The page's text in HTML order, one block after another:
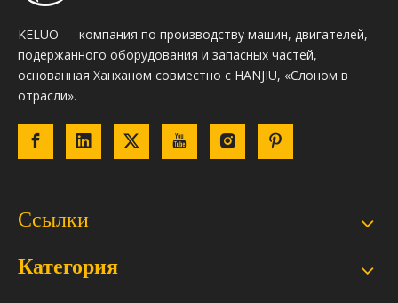
KELUO — компания по производству машин, двигателей,
подержанного оборудования и запасных частей,
основанная Ханханом совместно с HANJIU, «Слоном в
отрасли».
Ссылки
Категория